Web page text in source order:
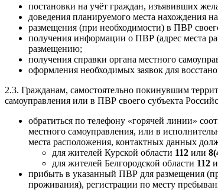
постановки на учёт граждан, изъявивших
доведения планируемого места нахождения
размещения (при необходимости) в ПВР
получения информации о ПВР (адрес места
размещению;
получения справки органа местного
оформления необходимых заявок для
2.3. Гражданам, самостоятельно покинувшим
самоуправления или в ПВР своего субъекта
обратиться по телефону «горячей линии»
местного самоуправления, или в
места расположения, контактных данных
для жителей Курской области 112 или
для жителей Белгородской области 112
прибыть в указанный ПВР для размещения
проживания), регистрации по месту